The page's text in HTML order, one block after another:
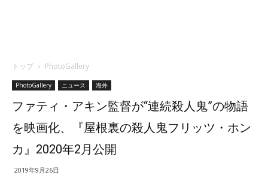
トップ PhotoGallery
PhotoGallery ニュース 海外
ファティ・アキン監督が“連続殺人鬼”の物語
を映画化、『屋根裏の殺人鬼フリッツ・ホン
カ』2020年2月公開
2019年9月26日